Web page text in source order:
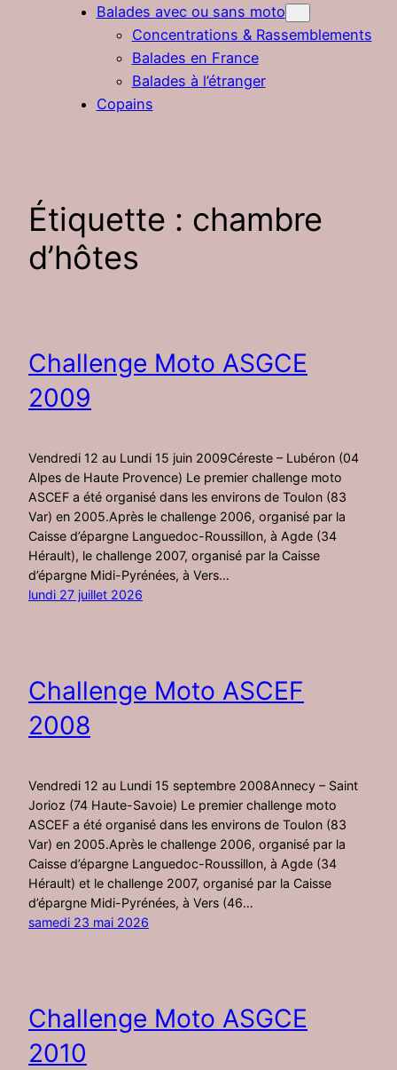
Balades avec ou sans moto
Concentrations & Rassemblements
Balades en France
Balades à l’étranger
Copains
Étiquette : chambre
d’hôtes
Challenge Moto ASGCE
2009
Vendredi 12 au Lundi 15 juin 2009Céreste – Lubéron (04
Alpes de Haute Provence) Le premier challenge moto
ASCEF a été organisé dans les environs de Toulon (83
Var) en 2005.Après le challenge 2006, organisé par la
Caisse d’épargne Languedoc-Roussillon, à Agde (34
Hérault), le challenge 2007, organisé par la Caisse
d’épargne Midi-Pyrénées, à Vers…
lundi 27 juillet 2026
Challenge Moto ASCEF
2008
Vendredi 12 au Lundi 15 septembre 2008Annecy – Saint
Jorioz (74 Haute-Savoie) Le premier challenge moto
ASCEF a été organisé dans les environs de Toulon (83
Var) en 2005.Après le challenge 2006, organisé par la
Caisse d’épargne Languedoc-Roussillon, à Agde (34
Hérault) et le challenge 2007, organisé par la Caisse
d’épargne Midi-Pyrénées, à Vers (46…
samedi 23 mai 2026
Challenge Moto ASGCE
2010